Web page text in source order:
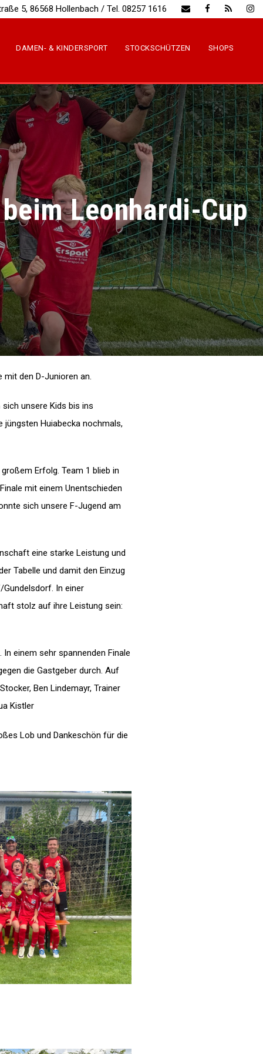
5, 86568 Hollenbach / Tel. 08257 1616
DAMEN- & KINDERSPORT STOCKSCHÜTZEN SHOPS
Leonhardi-Cup
mit den D-Junioren an.
unsere Kids bis ins
jüngsten Huiabecka nochmals,
Erfolg. Team 1 blieb in
mit einem Unentschieden
sich unsere F-Jugend am
eine starke Leistung und
Tabelle und damit den Einzug
In einer
stolz auf ihre Leistung sein:
einem sehr spannenden Finale
die Gastgeber durch. Auf
Ben Lindemayr, Trainer
Kistler
Lob und Dankeschön für die